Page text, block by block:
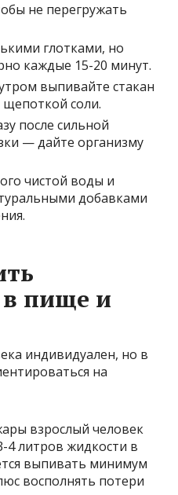
не перегружать
глотками, но
каждые 15-20 минут.
выпивайте стакан
соли.
после сильной
— дайте организму
чистой воды и
добавками
в пище и
индивидуален, но в
на
взрослый человек
4 литров жидкости в
выпивать минимум
восполнять потери